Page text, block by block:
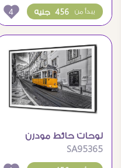
ورقيقة
456 جنيه يبدأ من 4
لوحات حائط مودرن
لترام أصفر في مدينة
أوروبية
SA95365